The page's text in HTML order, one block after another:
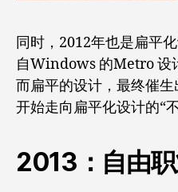
同时，2012年也是扁平
自Windows 的Metro 设
而扁平的设计，最终催
开始走向扁平化设计的“不
2013：自由